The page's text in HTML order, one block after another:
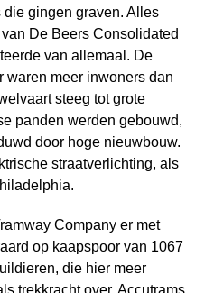
gingen graven. Alles
De Beers Consolidated
van allemaal. De
waren meer inwoners dan
steeg tot grote
panden werden gebouwd,
door hoge nieuwbouw.
straat­verlichting, als
Company er met
op kaapspoor van 1067
die hier meer